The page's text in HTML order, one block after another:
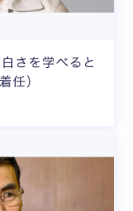
さを学べると
任）